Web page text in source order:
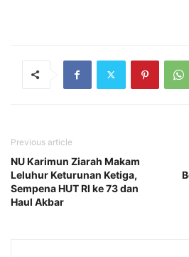
Previous article
NU Karimun Ziarah Makam
Leluhur Keturunan Ketiga,
Sempena HUT RI ke 73 dan
Haul Akbar